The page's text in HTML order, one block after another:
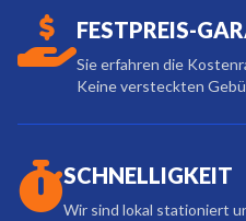
FESTPREIS-
Sie erfahren die
Keine versteckten
SCHNELLIGKEIT
Wir sind lokal stationiert